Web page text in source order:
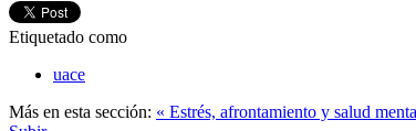
Etiquetado como
uace
Más en esta sección: « Estrés, afrontamiento y salud